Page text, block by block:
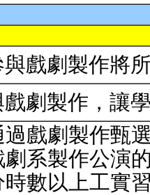
戲劇製作將
劇製作，讓
過戲劇製作甄
系製作公演
時數以上工實